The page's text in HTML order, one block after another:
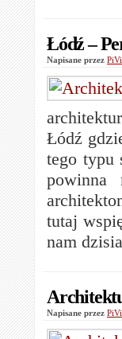
Łódź –
Napisane przez PiVi
Łódź
tego typu
powinna
tutaj
nam
Napisane przez PiVi